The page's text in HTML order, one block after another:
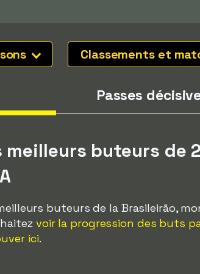
Classements et
Passes
meilleurs buteurs de
buteurs de la Brasileirão,
voir la progression des buts
ici.